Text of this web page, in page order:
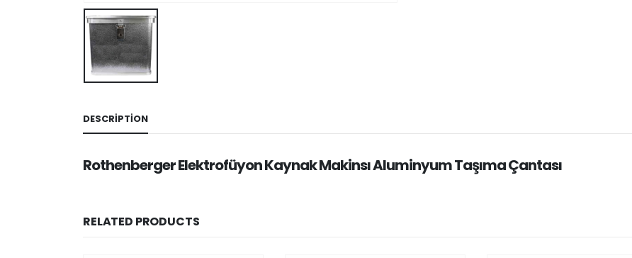
DESCRIPTION
Rothenberger Elektrofüyon Kaynak Makinsı Aluminyum Taşıma Çantası
RELATED PRODUCTS